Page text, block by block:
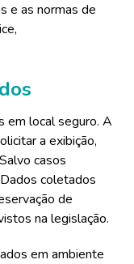
e as normas de
em local seguro. A
a exibição,
casos
coletados
de
na legislação.
em ambiente